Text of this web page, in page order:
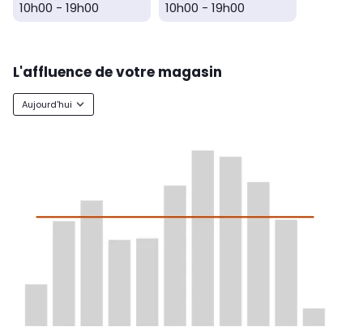
10h00 - 19h00
10h00 - 19h00
L'affluence de votre magasin
Aujourd'hui